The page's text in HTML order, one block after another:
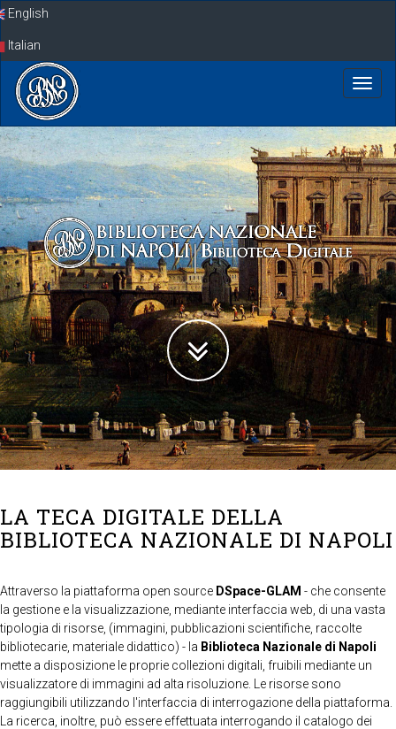
SkipEnglish
Italian
LA TECA DIGITALE DELLA
BIBLIOTECA NAZIONALE DI NAPOLI
Attraverso la piattaforma open source DSpace-GLAM - che consente
la gestione e la visualizzazione, mediante interfaccia web, di una vasta
tipologia di risorse, (immagini, pubblicazioni scientifiche, raccolte
bibliotecarie, materiale didattico) - la Biblioteca Nazionale di Napoli
mette a disposizione le proprie collezioni digitali, fruibili mediante un
visualizzatore di immagini ad alta risoluzione. Le risorse sono
raggiungibili utilizzando l'interfaccia di interrogazione della piattaforma.
La ricerca, inoltre, può essere effettuata interrogando il catalogo dei